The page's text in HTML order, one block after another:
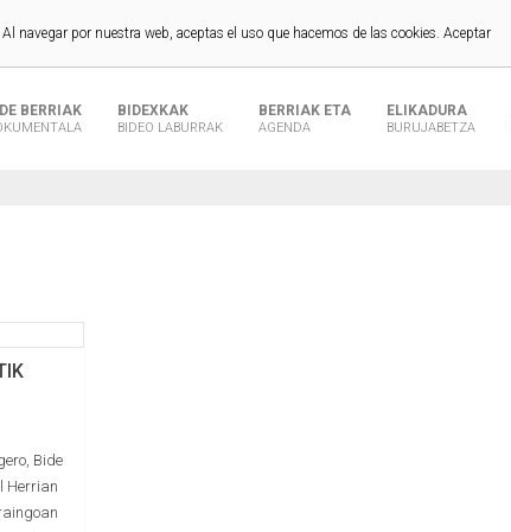
BERRIAK BIDEXKAK
BIDEO LABURRAK
BERRIAK ETA
AGENDA
ELIKADURA
BURUJABETZA
Bide
Herrian
navegar por nuestra web, aceptas el uso que hacemos de las cookies. Aceptar